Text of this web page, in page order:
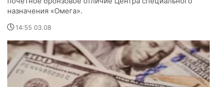
назначения «Омега».
14:55 03.08